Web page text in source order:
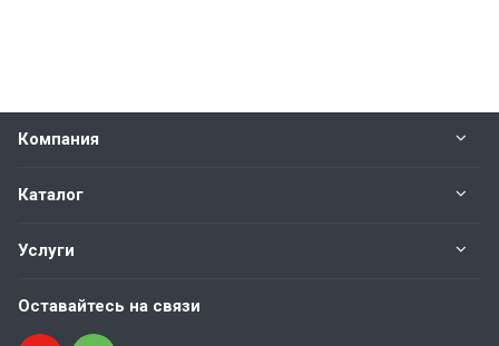
Компания
Каталог
Услуги
Оставайтесь на связи